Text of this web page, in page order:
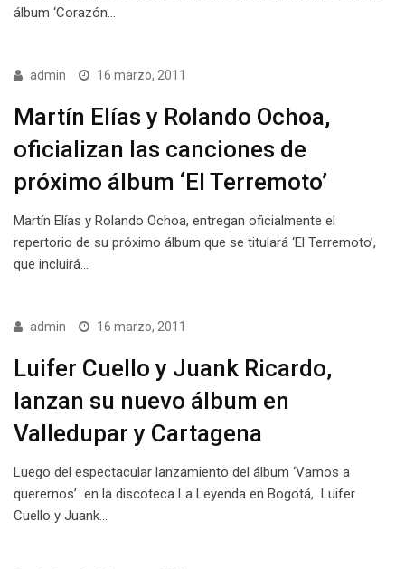
álbum ‘Corazón…
admin 16 marzo, 2011
Martín Elías y Rolando Ochoa,
oficializan las canciones de
próximo álbum ‘El Terremoto’
Martín Elías y Rolando Ochoa, entregan oficialmente el
repertorio de su próximo álbum que se titulará ‘El Terremoto’,
que incluirá…
admin 16 marzo, 2011
Luifer Cuello y Juank Ricardo,
lanzan su nuevo álbum en
Valledupar y Cartagena
Luego del espectacular lanzamiento del álbum ‘Vamos a
querernos’ en la discoteca La Leyenda en Bogotá, Luifer
Cuello y Juank…